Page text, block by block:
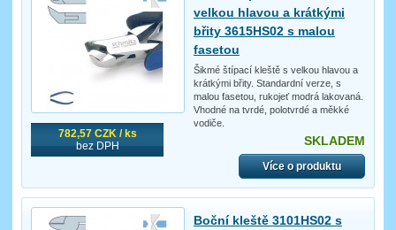
782,57 CZK / ks
bez DPH
velkou hlavou a krátkými
břity 3615HS02 s malou
fasetou
Šikmé štípací kleště s velkou hlavou a
krátkými břity. Standardní verze, s
malou fasetou, rukojeť modrá lakovaná.
Vhodné na tvrdé, polotvrdé a měkké
vodiče.
SKLADEM
Více o produktu
Boční kleště 3101HS02 s